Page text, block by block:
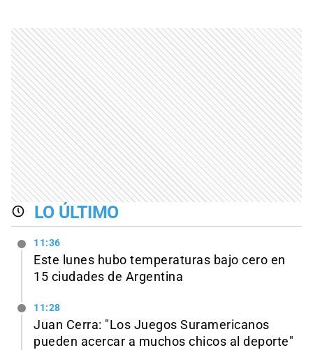
LO ÚLTIMO
11:36
Este lunes hubo temperaturas bajo cero en
15 ciudades de Argentina
11:28
Juan Cerra: "Los Juegos Suramericanos
pueden acercar a muchos chicos al deporte"